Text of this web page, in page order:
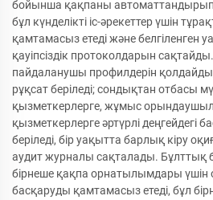
бойынша қақпаны автоматтандырып
бұл күнделікті іс-әрекеттер үшін
қамтамасыз етеді және белгіленген
қауіпсіздік протоколдарын
пайдаланушы профилдерін
рұқсат беріледі; сондықтан отбасы
қызметкерлерге, жұмыс
қызметкерлерге әртүрлі деңгейдегі
беріледі, бір уақытта барлық кіру
аудит журналы сақталады. Бұлттық
бірнеше қақпа орнатылымдары
басқаруды қамтамасыз етеді, бұл